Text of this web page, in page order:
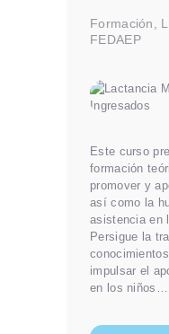
Formación
FEDAEP
Este curso
formación
promover y
así como la
asistencia en
Persigue la
impulsar el
en los niños…